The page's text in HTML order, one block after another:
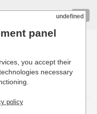
pour professionnels
undefined
panel
you accept their
necessary
policy